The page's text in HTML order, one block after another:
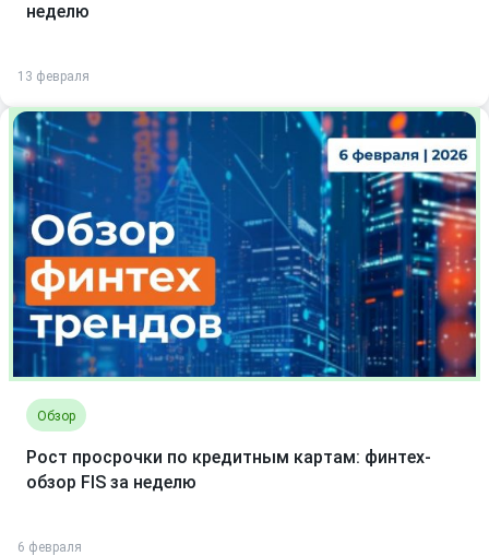
неделю
13 февраля
Обзор
Рост просрочки по кредитным картам: финтех-
обзор FIS за неделю
6 февраля